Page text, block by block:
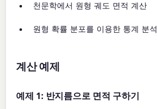
천문학에서 원형 궤도 면적 계산
원형 확률 분포를 이용한 통계 분석
계산 예제
예제 1: 반지름으로 면적 구하기